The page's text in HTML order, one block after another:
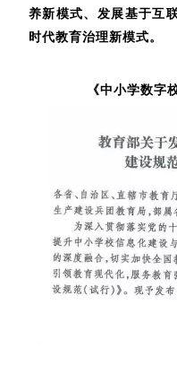
养新模式、发展基于互
时代教育治理新模式。
《中小学数字